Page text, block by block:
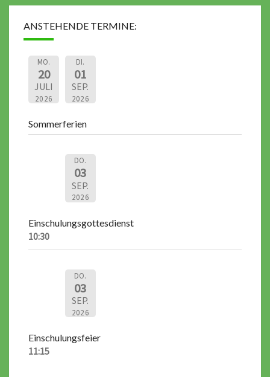
ANSTEHENDE TERMINE:
MO.
20
JULI
2026
DI.
01
SEP.
2026
Sommerferien
DO.
03
SEP.
2026
Einschulungsgottesdienst
10:30
DO.
03
SEP.
2026
Einschulungsfeier
11:15